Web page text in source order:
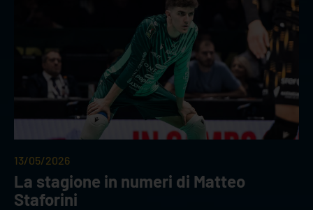
13/05/2026
La stagione in numeri di Matteo
Staforini